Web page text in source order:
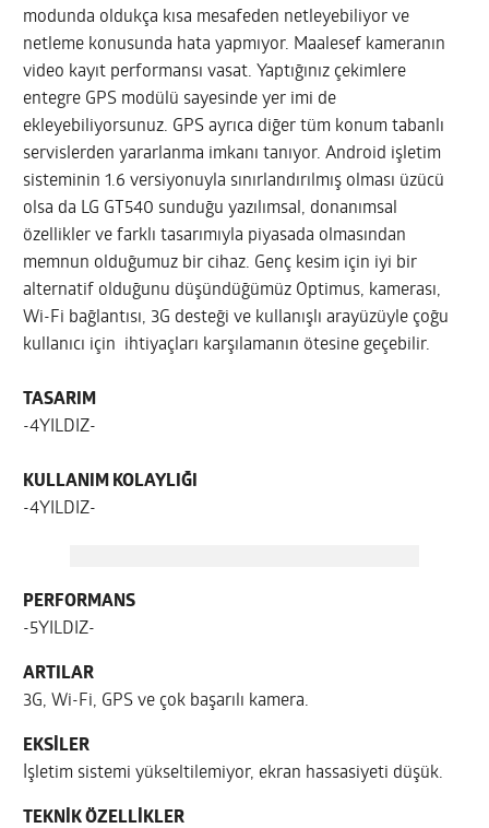
modunda oldukça kısa mesafeden netleyebiliyor ve
netleme konusunda hata yapmıyor. Maalesef kameranın
video kayıt performansı vasat. Yaptığınız çekimlere
entegre GPS modülü sayesinde yer imi de
ekleyebiliyorsunuz. GPS ayrıca diğer tüm konum tabanlı
servislerden yararlanma imkanı tanıyor. Android işletim
sisteminin 1.6 versiyonuyla sınırlandırılmış olması üzücü
olsa da LG GT540 sunduğu yazılımsal, donanımsal
özellikler ve farklı tasarımıyla piyasada olmasından
memnun olduğumuz bir cihaz. Genç kesim için iyi bir
alternatif olduğunu düşündüğümüz Optimus, kamerası,
Wi-Fi bağlantısı, 3G desteği ve kullanışlı arayüzüyle çoğu
kullanıcı için ihtiyaçları karşılamanın ötesine geçebilir.
TASARIM
-4YILDIZ-
KULLANIM KOLAYLIĞI
-4YILDIZ-
PERFORMANS
-5YILDIZ-
ARTILAR
3G, Wi-Fi, GPS ve çok başarılı kamera.
EKSİLER
İşletim sistemi yükseltilemiyor, ekran hassasiyeti düşük.
TEKNİK ÖZELLİKLER